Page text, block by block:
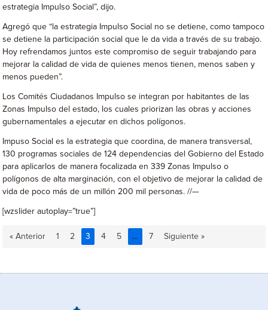
estrategia Impulso Social”, dijo.
Agregó que “la estrategia Impulso Social no se detiene, como tampoco
se detiene la participación social que le da vida a través de su trabajo.
Hoy refrendamos juntos este compromiso de seguir trabajando para
mejorar la calidad de vida de quienes menos tienen, menos saben y
menos pueden”.
Los Comités Ciudadanos Impulso se integran por habitantes de las
Zonas Impulso del estado, los cuales priorizan las obras y acciones
gubernamentales a ejecutar en dichos polígonos.
Impuso Social es la estrategia que coordina, de manera transversal,
130 programas sociales de 124 dependencias del Gobierno del Estado
para aplicarlos de manera focalizada en 339 Zonas Impulso o
polígonos de alta marginación, con el objetivo de mejorar la calidad de
vida de poco más de un millón 200 mil personas. //—
[wzslider autoplay=”true”]
« Anterior 1 2 3 4 5 … 7 Siguiente »